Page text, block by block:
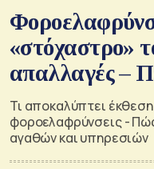
«στόχαστρο»
απαλλαγές –
Τι αποκαλύπτει
φοροελαφρύνσεις -
αγαθών και υπηρεσιών